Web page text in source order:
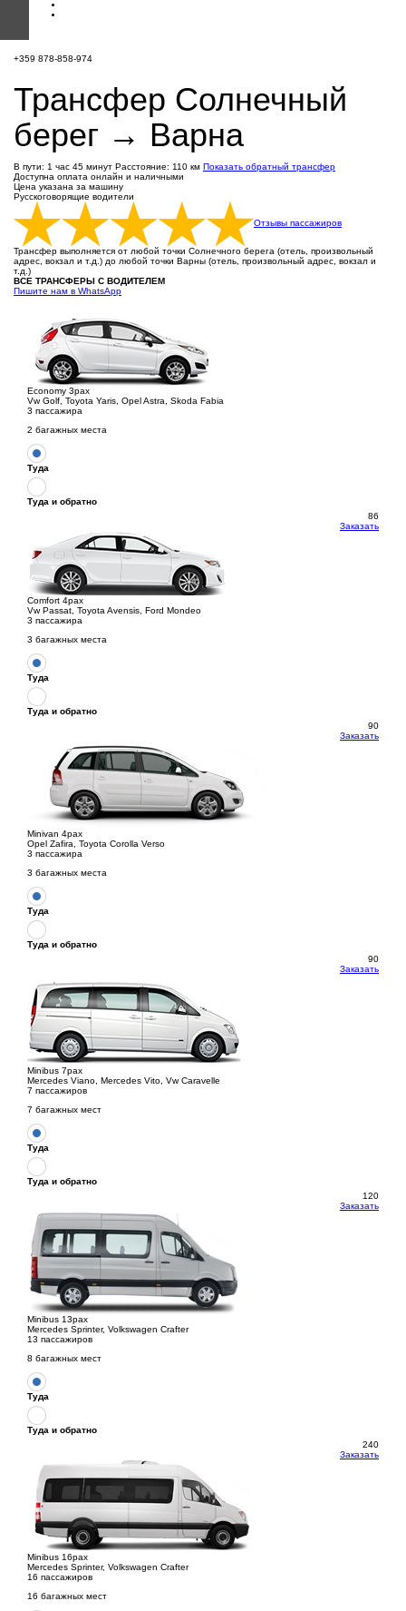
+359 878-858-974
Трансфер Солнечный
берег → Варна
В пути: 1 час 45 минут Расстояние: 110 км Показать обратный трансфер
Доступна оплата онлайн и наличными
Цена указана за машину
Русскоговорящие водители
Отзывы пассажиров
Трансфер выполняется от любой точки Солнечного берега (отель, произвольный
адрес, вокзал и т.д.) до любой точки Варны (отель, произвольный адрес, вокзал и
т.д.)
ВСЕ ТРАНСФЕРЫ С ВОДИТЕЛЕМ
Пишите нам в WhatsApp
Economy 3pax
Vw Golf, Toyota Yaris, Opel Astra, Skoda Fabia
3 пассажира
2 багажных места
Туда
Туда и обратно
86
Заказать
Comfort 4pax
Vw Passat, Toyota Avensis, Ford Mondeo
3 пассажира
3 багажных места
Туда
Туда и обратно
90
Заказать
Minivan 4pax
Opel Zafira, Toyota Corolla Verso
3 пассажира
3 багажных места
Туда
Туда и обратно
90
Заказать
Minibus 7pax
Mercedes Viano, Mercedes Vito, Vw Caravelle
7 пассажиров
7 багажных мест
Туда
Туда и обратно
120
Заказать
Minibus 13pax
Mercedes Sprinter, Volkswagen Crafter
13 пассажиров
8 багажных мест
Туда
Туда и обратно
240
Заказать
Minibus 16pax
Mercedes Sprinter, Volkswagen Crafter
16 пассажиров
16 багажных мест